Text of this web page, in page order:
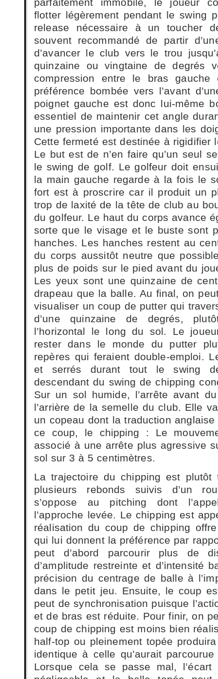
flotter légèrement pendant le swing
release nécessaire à un toucher
souvent recommandé de partir
d’avancer le club vers le trou
quinzaine ou vingtaine de degrés
compression entre le bras
préférence bombée vers l’avant
poignet gauche est donc lui-même
essentiel de maintenir cet angle
une pression importante dans les
Cette fermeté est destinée à rigidifier
Le but est de n’en faire qu’un seul
le swing de golf. Le golfeur doit
la main gauche regarde à la fois le
fort est à proscrire car il produit un
trop de laxité de la tête de club au
du golfeur. Le haut du corps avance
sorte que le visage et le buste sont
hanches. Les hanches restent au
du corps aussitôt neutre que
plus de poids sur le pied avant du
Les yeux sont une quinzaine de
drapeau que la balle. Au final, on
visualiser un coup de putter qui
d’une quinzaine de degrés,
l’horizontal le long du sol. Le
rester dans le monde du putter
repères qui feraient double-emploi.
et serrés durant tout le swing
descendant du swing de chipping
Sur un sol humide, l’arrête avant
l’arrière de la semelle du club. Elle
un copeau dont la traduction
ce coup, le chipping : Le
associé à une arrête plus agressive
sol sur 3 à 5 centimètres.
La trajectoire du chipping est plutôt
plusieurs rebonds suivis d’un
s’oppose au pitching dont
l’approche levée. Le chipping est
réalisation du coup de chipping
qui lui donnent la préférence par
peut d’abord parcourir plus de
d’amplitude restreinte et d’intensité
précision du centrage de balle à
dans le petit jeu. Ensuite, le coup
peut de synchronisation puisque
et de bras est réduite. Pour finir, on
coup de chipping est moins bien
half-top ou pleinement topée
identique à celle qu’aurait
Lorsque cela se passe mal,